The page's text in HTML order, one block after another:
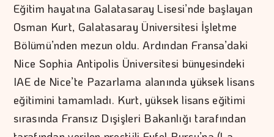
Eğitim hayatına Galatasaray Lisesi’nde başlayan
Osman Kurt, Galatasaray Üniversitesi İşletme
Bölümü’nden mezun oldu. Ardından Fransa’daki
Nice Sophia Antipolis Üniversitesi bünyesindeki
IAE de Nice’te Pazarlama alanında yüksek lisans
eğitimini tamamladı. Kurt, yüksek lisans eğitimi
sırasında Fransız Dışişleri Bakanlığı tarafından